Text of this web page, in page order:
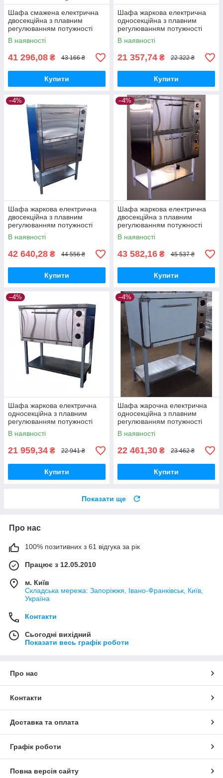
Шафа смажена електрична
двосекційна з плавним
регулюванням потужності
ШЖЕ-2-GN2/1 стандарт
В наявності
41 296,08 ₴ 43 166 ₴
Купити
Шафа жаркова електрична
односекційна з плавним
регулюванням потужності
ШЖЕ-1-GN1/1 стандарт
В наявності
21 357,74 ₴ 22 322 ₴
Купити
–4%
Шафа жаркова електрична
двосекційна з плавним
регулюванням потужності
ШЖЕ-2-GN2/1 майстер
В наявності
42 640,28 ₴ 44 556 ₴
Купити
–4%
Шафа жаркова електрична
двосекційна з плавним
регулюванням потужності
ШЖЕ-2-GN2/1 еталон
В наявності
43 582,16 ₴ 45 537 ₴
Купити
–4%
Шафа жаркова електрична
односекційна з плавним
регулюванням потужності
ШЖЕ-1-GN1/1 майстер
В наявності
21 959,34 ₴ 22 941 ₴
Купити
–4%
Шафа жарочна електрична
односекційна з плавним
регулюванням потужності
ШЖЕ-1-GN1/1 еталон
В наявності
22 461,30 ₴ 23 462 ₴
Купити
Показати ще
Про нас
100% позитивних з 61 відгука за рік
Працює з 12.05.2010
м. Київ
Складська мережа: Запоріжжя, Івано-Франківськ, Київ,
Україна
Контакти
Сьогодні вихідний
Показати весь графік роботи
Про нас
Контакти
Доставка та оплата
Графік роботи
Повна версія сайту